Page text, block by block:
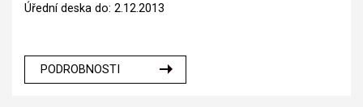
Úřední deska do: 2.12.2013
PODROBNOSTI